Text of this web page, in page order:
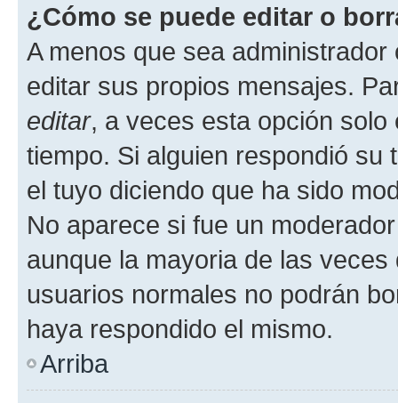
¿Cómo se puede editar o
A menos que sea
editar sus propios mensajes.
editar, a veces esta opción
tiempo. Si alguien respondió
el tuyo diciendo que ha sido
No aparece si fue un
aunque la mayoria de las
usuarios normales no podrán
haya respondido el mismo.
Arriba